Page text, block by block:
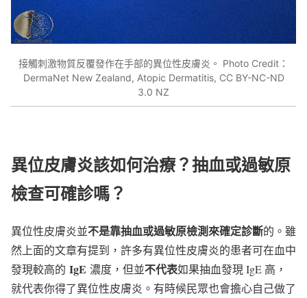
接觸刺激物質反覆發作在手部的異位性皮膚炎。 Photo Credit：
DermaNet New Zealand, Atopic Dermatitis, CC BY-NC-ND
3.0 NZ
異位皮膚炎該如何治療？抽血或過敏原
檢查可確診嗎？
異位性皮膚炎並不是靠抽血或過敏原檢測來確定診斷的。雖
然上面的文章有提到，許多有異位性皮膚炎的患者可在血中
發現較高的 IgE 濃度，但並不代表如果抽血發現 IgE 高，
就代表你得了異位性皮膚炎。有時候民眾也會擔心自己做了